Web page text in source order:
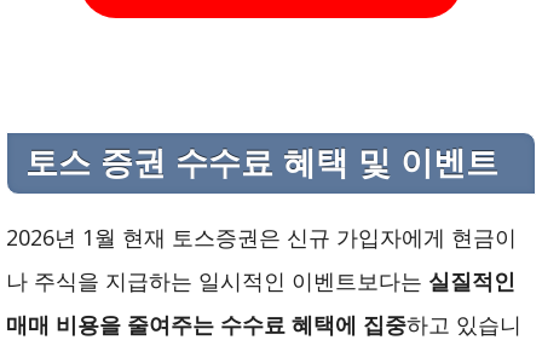
토스 증권 수수료 혜택 및 이벤트
2026년 1월 현재 토스증권은 신규 가입자에게 현금이
나 주식을 지급하는 일시적인 이벤트보다는 실질적인
매매 비용을 줄여주는 수수료 혜택에 집중하고 있습니